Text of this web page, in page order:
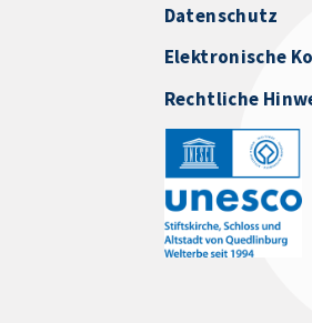
Datenschutz
Elektronische
Rechtliche